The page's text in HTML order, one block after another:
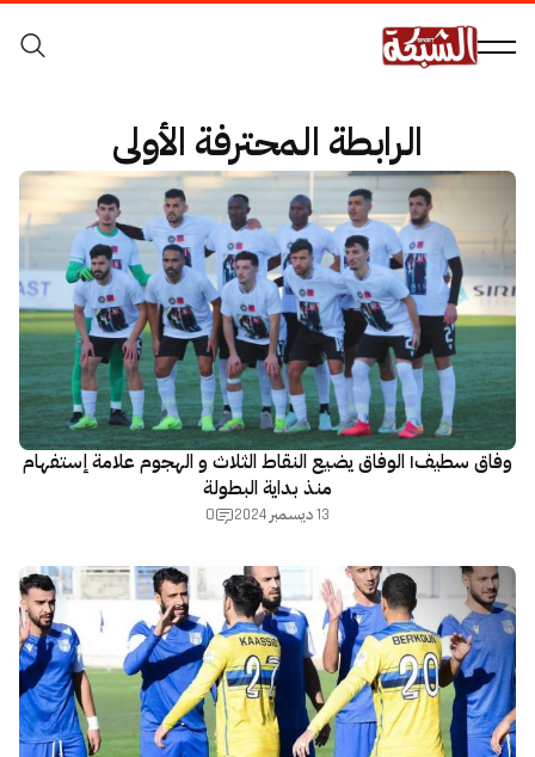
الرابطة المحترفة الأولى
وفاق سطيف| الوفاق يضيع النقاط الثلاث و الهجوم علامة إستفهام
منذ بداية البطولة
13 ديسمبر 2024 0